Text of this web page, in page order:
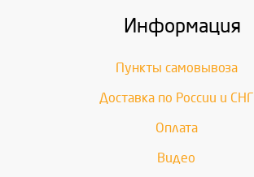
Информация
Пункты самовывоза
Доставка по России и СНГ
Оплата
Видео